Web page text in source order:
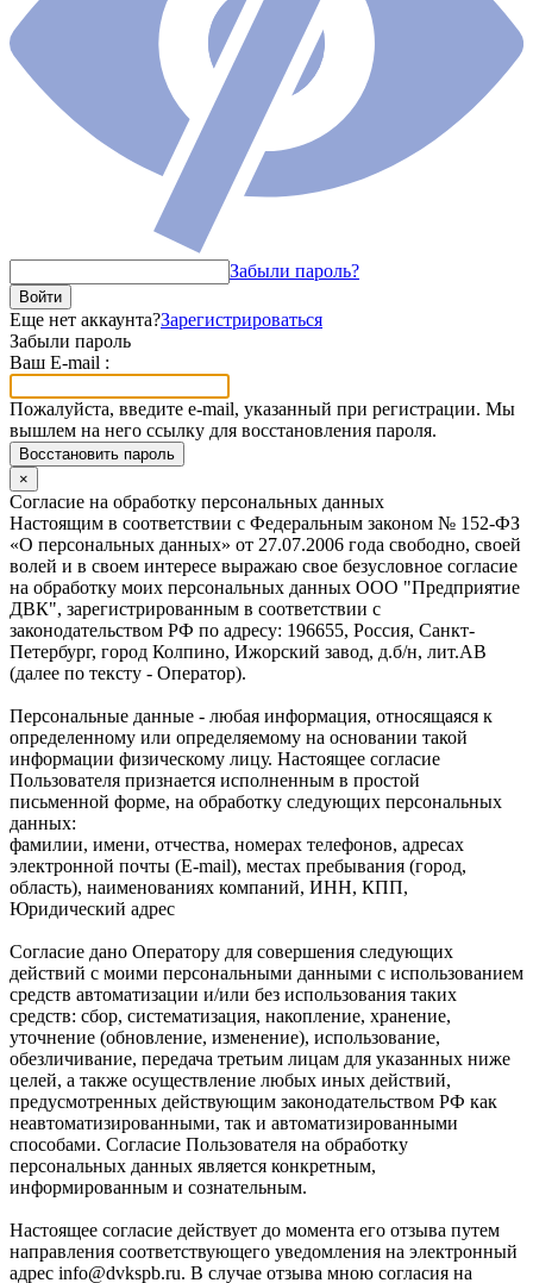
Забыли пароль?
Войти
Еще нет аккаунта?Зарегистрироваться
Забыли пароль
Ваш E-mail :
Пожалуйста, введите e-mail, указанный при регистрации. Мы
вышлем на него ссылку для восстановления пароля.
Восстановить пароль
×
Согласие на обработку персональных данных
Настоящим в соответствии с Федеральным законом № 152-ФЗ
«О персональных данных» от 27.07.2006 года свободно, своей
волей и в своем интересе выражаю свое безусловное согласие
на обработку моих персональных данных ООО "Предприятие
ДВК", зарегистрированным в соответствии с
законодательством РФ по адресу: 196655, Россия, Санкт-
Петербург, город Колпино, Ижорский завод, д.б/н, лит.АВ
(далее по тексту - Оператор).
Персональные данные - любая информация, относящаяся к
определенному или определяемому на основании такой
информации физическому лицу. Настоящее согласие
Пользователя признается исполненным в простой
письменной форме, на обработку следующих персональных
данных:
фамилии, имени, отчества, номерах телефонов, адресах
электронной почты (E-mail), местах пребывания (город,
область), наименованиях компаний, ИНН, КПП,
Юридический адрес
Согласие дано Оператору для совершения следующих
действий с моими персональными данными с использованием
средств автоматизации и/или без использования таких
средств: сбор, систематизация, накопление, хранение,
уточнение (обновление, изменение), использование,
обезличивание, передача третьим лицам для указанных ниже
целей, а также осуществление любых иных действий,
предусмотренных действующим законодательством РФ как
неавтоматизированными, так и автоматизированными
способами. Согласие Пользователя на обработку
персональных данных является конкретным,
информированным и сознательным.
Настоящее согласие действует до момента его отзыва путем
направления соответствующего уведомления на электронный
адрес info@dvkspb.ru. В случае отзыва мною согласия на